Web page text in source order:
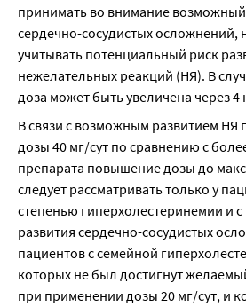
принимать во внимание возможный
сердечно-сосудистых осложнений,
учитывать потенциальный риск
нежелательных реакций (НЯ). В
доза может быть увеличена через 4
В связи с возможным развитием НЯ
дозы 40 мг/сут по сравнению с
препарата повышение дозы до
следует рассматривать только у
степенью гиперхолестеринемии и
развития сердечно-сосудистых
пациентов с семейной
которых не был достигнут
при применении дозы 20 мг/сут, и